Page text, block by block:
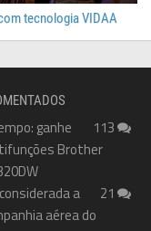
tecnologia VIDAA
113
ganhe
Brother
21
a
aérea do